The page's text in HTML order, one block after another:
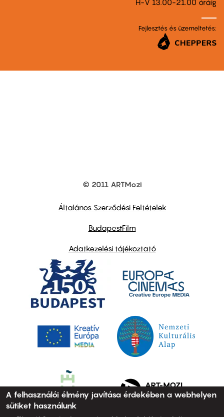
H-V 13.00-21.00 óráig
Fejlesztés és üzemeltetés:
© 2011 ARTMozi
Általános Szerződési Feltételek
BudapestFilm
Adatkezelési tájékoztató
A felhasználói élmény javítása érdekében a webhelyen
sütiket használunk